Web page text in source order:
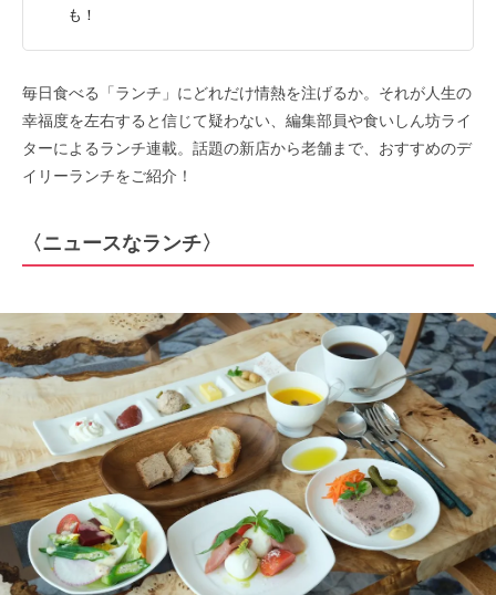
も！
毎日食べる「ランチ」にどれだけ情熱を注げるか。それが人生の
幸福度を左右すると信じて疑わない、編集部員や食いしん坊ライ
ターによるランチ連載。話題の新店から老舗まで、おすすめのデ
イリーランチをご紹介！
〈ニュースなランチ〉